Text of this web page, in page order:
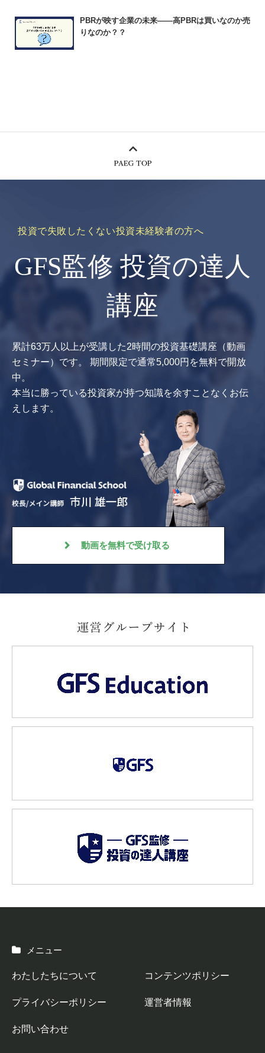
PBRが映す企業の未来――高PBRは買いなのか売
りなのか？？
投資で失敗したくない投資未経験者の方へ
GFS監修 投資の達人
講座
累計63万人以上が受講した2時間の投資基礎講座（動画
セミナー）です。
期間限定で通常5,000円を無料で開放
中。
本当に勝っている投資家が持つ知識を余すことなくお伝
えします。
動画を無料で受け取る
メニュー
わたしたちについて コンテンツポリシー
プライバシーポリシー 運営者情報
お問い合わせ